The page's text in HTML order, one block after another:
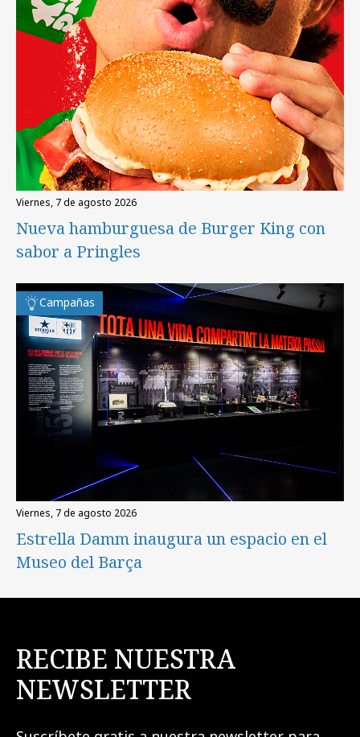
viernes, 7 de agosto 2026
Nueva hamburguesa de Burger King con
sabor a Pringles
Campañas
viernes, 7 de agosto 2026
Estrella Damm inaugura un espacio en el
Museo del Barça
RECIBE NUESTRA
NEWSLETTER